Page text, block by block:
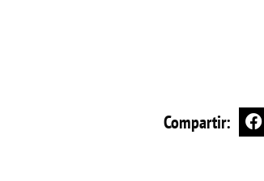
Compartir: